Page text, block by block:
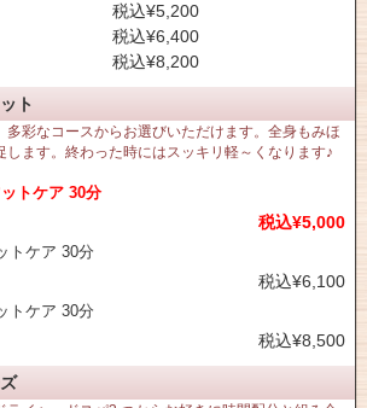
税込¥5,200
税込¥6,400
税込¥8,200
ト
多彩なコースからお選びいただけます。全身もみほ
します。終わった時にはスッキリ軽～くなります♪
トケア 30分
税込¥5,000
トケア 30分
税込¥6,100
トケア 30分
税込¥8,500